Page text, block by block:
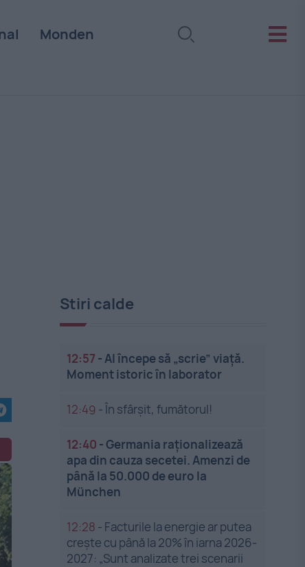
Monden
Stiri calde
12:57 -AI începe să „scrie” viață.
Moment istoric în laborator
12:49 -În sfârșit, fumătorul!
12:40 -Germania raționalizează
apa din cauza secetei. Amenzi de
până la 50.000 de euro la
München
12:28 - Facturile la energie ar putea
crește cu până la 20% în iarna 2026-
2027: „Sunt analizate trei scenarii